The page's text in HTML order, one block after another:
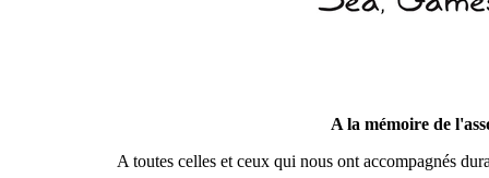
A la mémoire de
A toutes celles et ceux qui nous ont accompagnés